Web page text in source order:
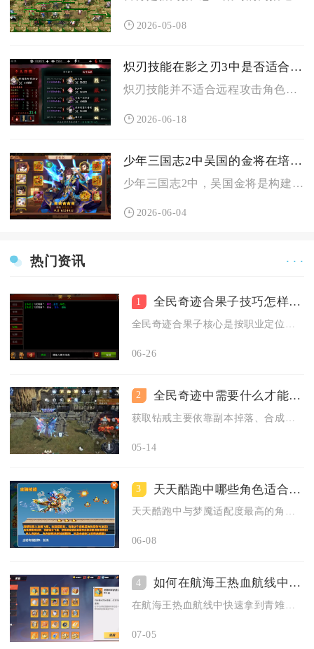
2026-05-08
炽刃技能在影之刃3中是否适合远程攻击角色
炽刃技能并不适合远程攻击角色，其核心机制与技能设计完全偏向地...
2026-06-18
少年三国志2中吴国的金将在培养骨干队伍中有何重要性
少年三国志2中，吴国金将是构建骨干队伍的核心支柱，决定阵容上...
2026-06-04
热门资讯 · · ·
1 全民奇迹合果子技巧怎样选择合成果子的技能效果
06-26
2 全民奇迹中需要什么才能得到钻戒
05-14
3 天天酷跑中哪些角色适合与梦魇搭配
天天酷跑中与梦魇适配度最高的角色为闪电艾伦、玫瑰夫人、武则天...
06-08
4 如何在航海王热血航线中迅速获取青雉
在航海王热血航线中快速拿到青雉，核心是锁定限定UP卡池攒齐资...
07-05